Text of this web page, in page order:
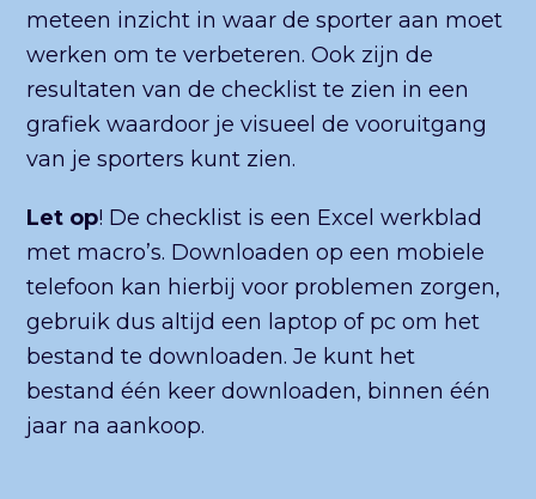
meteen inzicht in waar de sporter aan moet
werken om te verbeteren. Ook zijn de
resultaten van de checklist te zien in een
grafiek waardoor je visueel de vooruitgang
van je sporters kunt zien.
Let op! De checklist is een Excel werkblad
met macro’s. Downloaden op een mobiele
telefoon kan hierbij voor problemen zorgen,
gebruik dus altijd een laptop of pc om het
bestand te downloaden. Je kunt het
bestand één keer downloaden, binnen één
jaar na aankoop.